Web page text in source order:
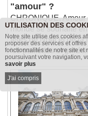
Picture-in-
This is a modal
Beginning of
and close the
Text
Color
Text
"amour" ?
CHRONIQUE.
monde se souhaite
fêtes de Noël et de la
les paillettes et
UTILISATION DES
Notre site utilise des cookies
proposer des services et
fonctionnalités de notre site et
poursuivant votre navigation,
savoir plus
J'ai compris